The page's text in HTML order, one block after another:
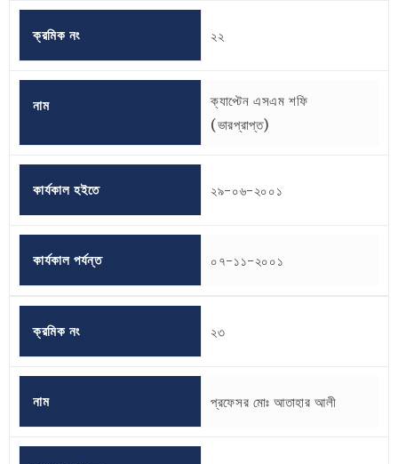
ক্রমিক নং ২২
নাম
ক্যাপ্টেন এসএম শফি
(ভারপ্রাপ্ত)
কার্যকাল হইতে ২৯-০৬-২০০১
কার্যকাল পর্যন্ত ০৭-১১-২০০১
ক্রমিক নং ২৩
নাম প্রফেসর মোঃ আতাহার আলী